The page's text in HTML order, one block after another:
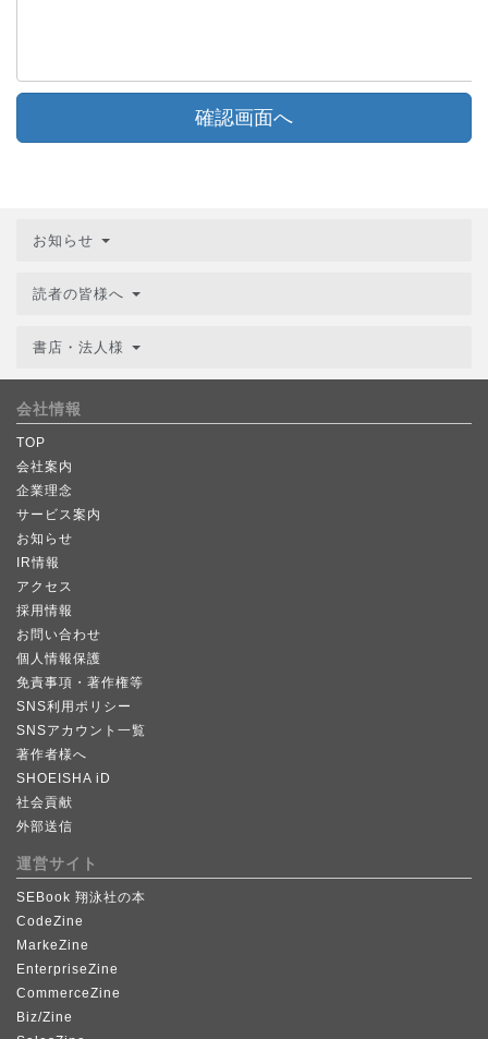
確認画面へ
お知らせ
読者の皆様へ
書店・法人様
会社情報
TOP
会社案内
企業理念
サービス案内
お知らせ
IR情報
アクセス
採用情報
お問い合わせ
個人情報保護
免責事項・著作権等
SNS利用ポリシー
SNSアカウント一覧
著作者様へ
SHOEISHA iD
社会貢献
外部送信
運営サイト
SEBook 翔泳社の本
CodeZine
MarkeZine
EnterpriseZine
CommerceZine
Biz/Zine